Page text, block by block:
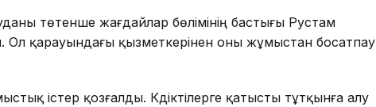
төтенше жағдайлар бөлімінің бастығы Рустам
Ол қарауындағы қызметкерінен оны жұмыстан босатпау
істер қозғалды. Күдіктілерге қатысты тұтқынға алу